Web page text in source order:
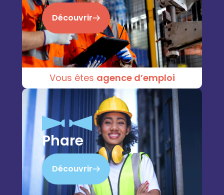
Découvrir
Vous êtes agence d’emploi
Phare
Découvrir